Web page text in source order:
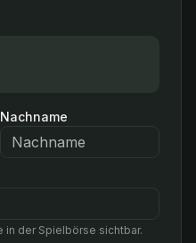
Nachname
in der Spielbörse sichtbar.